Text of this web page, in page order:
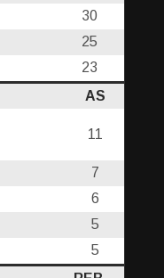
30
25
23
AS
11
7
6
5
5